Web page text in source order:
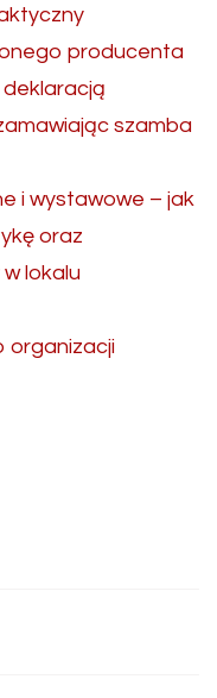
producenta
szamba
i wystawowe – jak
oraz
lokalu
organizacji